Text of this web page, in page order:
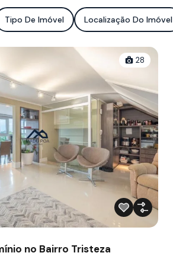
Tipo De Imóvel Localização Do Imóvel
28
no Bairro Tristeza